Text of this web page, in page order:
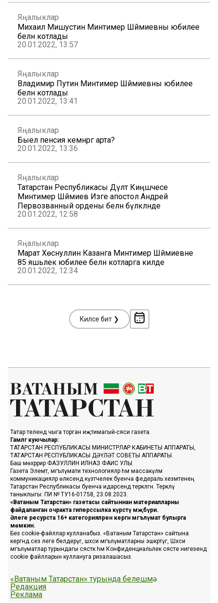
Яңалыклар
Михаил Мишустин Минтимер Шәймиевны юбилее
белән котлады
20.01.2022, 13:57
Яңалыклар
Владимир Путин Минтимер Шәймиевны юбилее
белән котлады
20.01.2022, 13:41
Яңалыклар
Быел пенсия кемнәргә арта?
20.01.2022, 13:36
Яңалыклар
Татарстан Республикасы Дәүләт Киңәшчесе
Минтимер Шәймиев Изге апостол Андрей
Первозванный ордены белән бүләкләнде
20.01.2022, 12:58
Яңалыклар
Марат Хөснуллин Казанга Минтимер Шәймиевне
85 яшьлек юбилее белән котларга килде
20.01.2022, 12:34
Киләсе бит ❯
Татар телендә чыга торган иҗтимагый-сәяси газета.
Гамәлгә куючылар:
ТАТАРСТАН РЕСПУБЛИКАСЫ МИНИСТРЛАР КАБИНЕТЫ АППАРАТЫ,
ТАТАРСТАН РЕСПУБЛИКАСЫ ДӘҮЛӘТ СОВЕТЫ АППАРАТЫ.
Баш мөхәррир ФАЗУЛЛИН ИЛНАЗ ФАИС УЛЫ.
Газета Элемтә, мәгълүмати технологияләр һәм массакүләм
коммуникацияләр өлкәсендә күзәтчелек буенча федераль хезмәтенең
Татарстан Республикасы буенча идарәсендә теркәлгән. Теркәлү
таныклыгы: ПИ № ТУ16-01758, 23.08.2023.
«Ватаным Татарстан» газетасы сайтыннан материалларны
файдаланган очракта гиперссылка күрсәтү мәҗбүри.
Әлеге ресурста 16+ категорияләренә кергән мәгълүмат булырга
мөмкин.
Без cookie-файллар кулланабыз. «Ватаным Татарстан» сайтына
кергәндә сез әлеге белдерүгә, шәхси мәгълүматларны эшкәртүгә, Шәхси
мәгълүматлар турындагы сәясәткә һәм Конфиденциальлек сәясәте нигезендә
cookie файлларын куллануга ризалашасыз.
«Ватаным Татарстан» турында белешмә
Редакция
Реклама